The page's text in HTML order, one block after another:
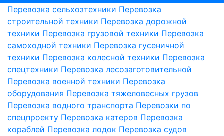
Перевозка сельхозтехники Перевозка
строительной техники Перевозка дорожной
техники Перевозка грузовой техники Перевозка
самоходной техники Перевозка гусеничной
техники Перевозка колесной техники Перевозка
спецтехники Перевозка лесозаготовительной
Перевозка военной техники Перевозка
оборудования Перевозка тяжеловесных грузов
Перевозка водного транспорта Перевозки по
спецпроекту Перевозка катеров Перевозка
кораблей Перевозка лодок Перевозка судов